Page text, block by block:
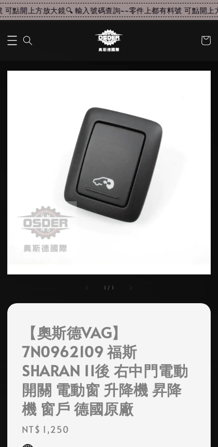
點開上方放大鏡🔍 輸入號碼查詢~~零件上都有料號 可點開上
1 / 1
【奧斯德VAG】
7N0962109 福斯
SHARAN 11後 右中門電動
開關 電動窗 升降機 昇降
機 窗戶 德國原廠
Regular
price
NT$ 1,250